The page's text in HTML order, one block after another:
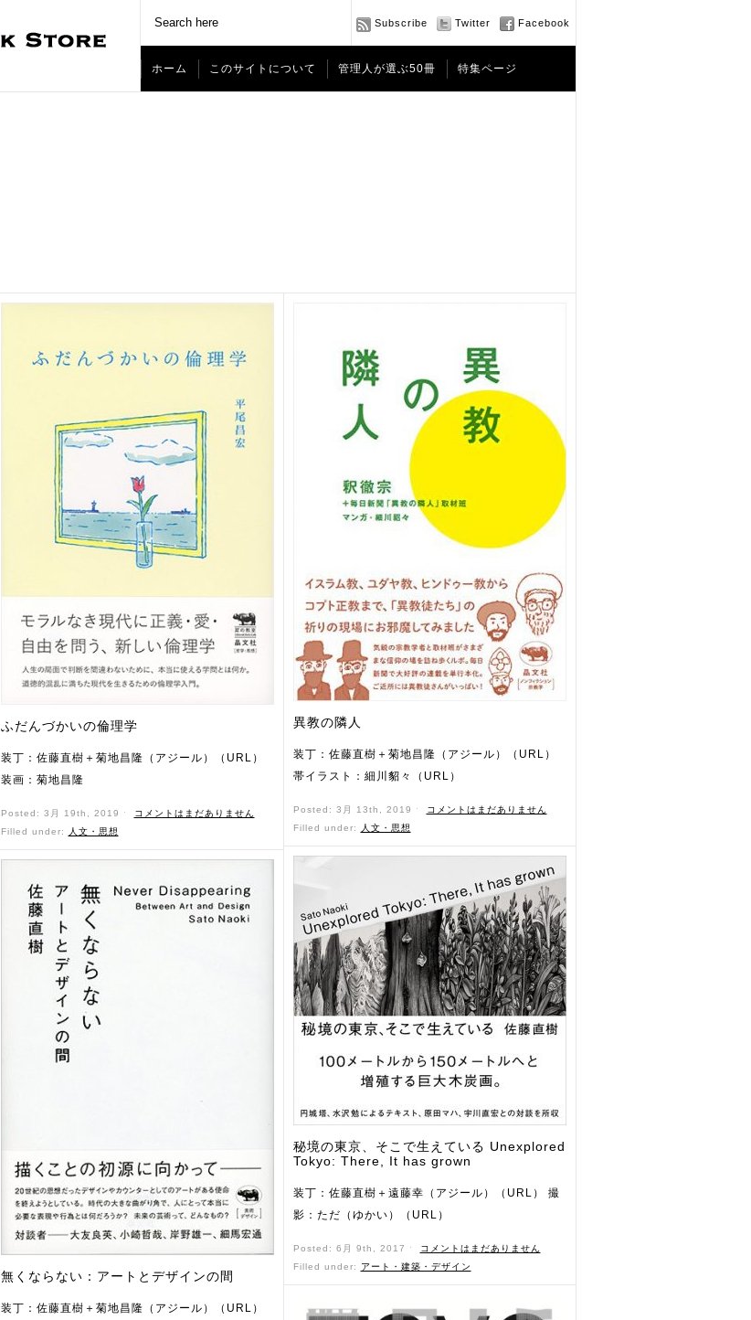
Subscribe Twitter Facebook
ホーム このサイトについて 管理人が選ぶ50冊 特集ページ
ふだんづかいの倫理学
装丁：佐藤直樹＋菊地昌隆（アジール）（URL）
装画：菊地昌隆
Posted: 3月 19th, 2019 ˑ
コメントはまだありません
Filled under:
人文・思想
無くならない：アートとデザインの間
装丁：佐藤直樹＋菊地昌隆（アジール）（URL）
異教の隣人
装丁：佐藤直樹＋菊地昌隆（アジール）（URL）
帯イラスト：細川貂々（URL）
Posted: 3月 13th, 2019 ˑ
コメントはまだありません
Filled under:
人文・思想
秘境の東京、そこで生えている Unexplored
Tokyo: There, It has grown
装丁：佐藤直樹＋遠藤幸（アジール）（URL） 撮
影：ただ（ゆかい）（URL）
Posted: 6月 9th, 2017 ˑ
コメントはまだありません
Filled under:
アート・建築・デザイン